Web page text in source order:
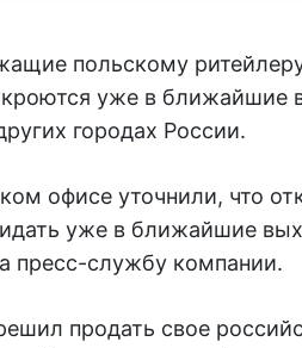
польскому
уже в ближайшие
городах России.
офисе уточнили, что
уже в ближайшие
пресс-службу компании.
продать свое